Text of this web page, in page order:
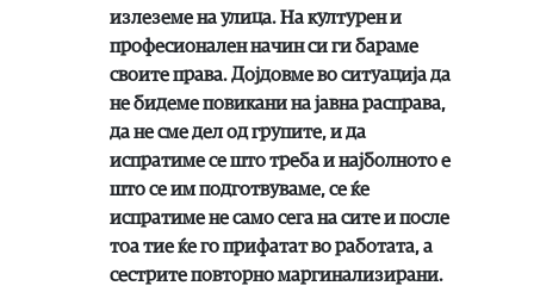
излеземе на улица. На културен и
професионален начин си ги бараме
своите права. Дојдовме во ситуација да
не бидеме повикани на јавна расправа,
да не сме дел од групите, и да
испратиме се што треба и најболното е
што се им подготвуваме, се ќе
испратиме не само сега на сите и после
тоа тие ќе го прифатат во работата, а
сестрите повторно маргинализирани.